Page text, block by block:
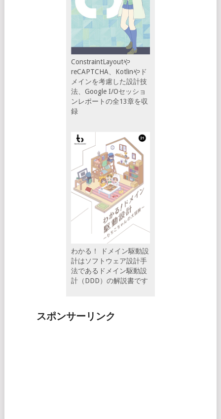
ConstraintLayoutや
reCAPTCHA、Kotlinやド
メインを考慮した設計技
法、Google I/Oセッショ
ンレポートの全13章を収
録
わかる！ ドメイン駆動設
計はソフトウェア設計手
法であるドメイン駆動設
計（DDD）の解説書です
スポンサーリンク